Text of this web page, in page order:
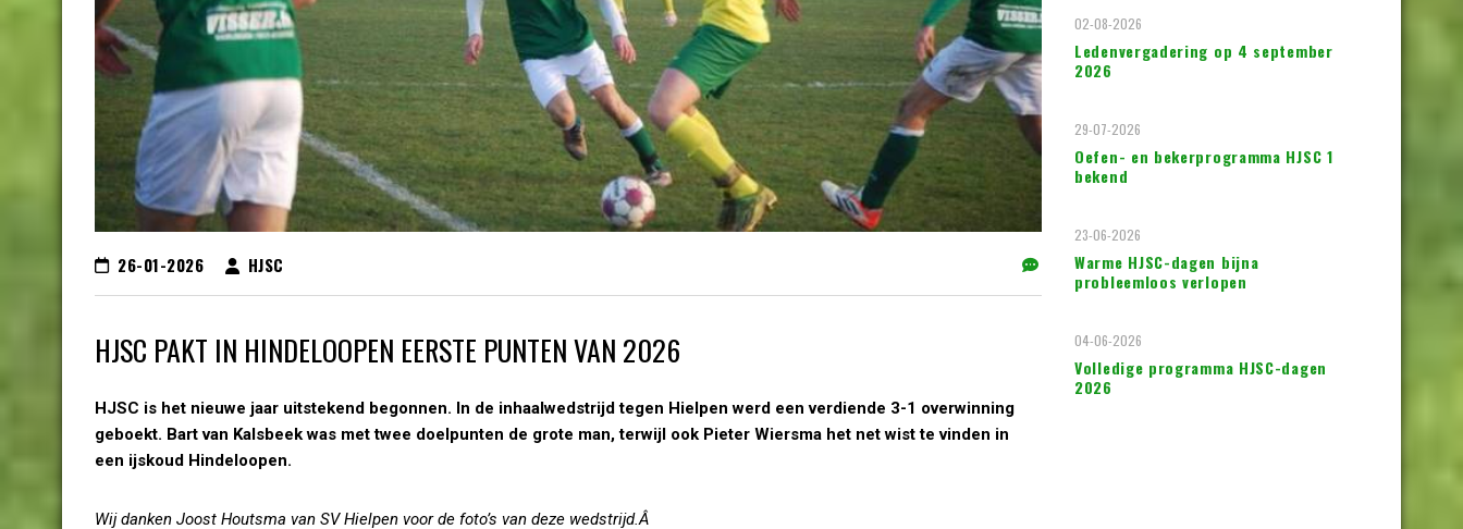
26-01-2026 HJSC
HJSC PAKT IN HINDELOOPEN EERSTE PUNTEN VAN 2026
HJSC is het nieuwe jaar uitstekend begonnen. In de inhaalwedstrijd tegen Hielpen werd een verdiende 3-1 overwinning
geboekt. Bart van Kalsbeek was met twee doelpunten de grote man, terwijl ook Pieter Wiersma het net wist te vinden in
een ijskoud Hindeloopen.
Wij danken Joost Houtsma van SV Hielpen voor de foto’s van deze wedstrijd.Â
Ledenvergadering op 4 september
2026
02-08-2026
Oefen- en bekerprogramma HJSC 1
bekend
29-07-2026
Warme HJSC-dagen bijna
probleemloos verlopen
23-06-2026
Volledige programma HJSC-dagen
2026
04-06-2026